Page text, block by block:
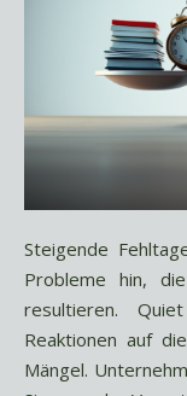
Steigende Fehltage in Organisationen deuten auf tiefere
Probleme hin,
resultieren.
Reaktionen auf
Mängel.